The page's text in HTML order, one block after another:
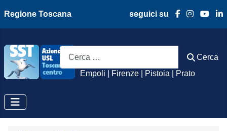
Regione Toscana seguici su
Azienda Usl
Empoli | Firenze | Pistoia | Prato
Cerca
Cerca